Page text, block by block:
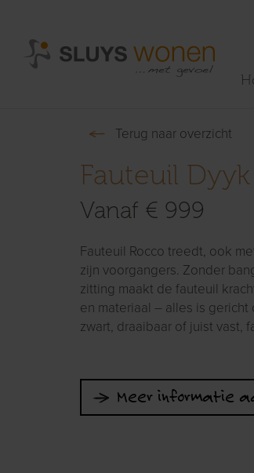
Terug naar overzicht
Fauteuil
Vanaf € 999
Fauteuil Rocco treedt, ook
zijn voorgangers. Zonder
zitting maakt de fauteuil
en materiaal – alles is
zwart, draaibaar of juist vast,
Meer informatie